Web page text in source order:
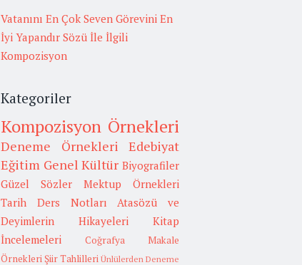
Vatanını En Çok Seven Görevini En
İyi Yapandır Sözü İle İlgili
Kompozisyon
Kategoriler
Kompozisyon Örnekleri
Deneme Örnekleri
Edebiyat
Eğitim Genel Kültür Biyografiler
Güzel Sözler
Mektup Örnekleri
Tarih
Ders Notları
Atasözü ve
Deyimlerin Hikayeleri
Kitap
İncelemeleri
Coğrafya
Makale
Örnekleri Şiir Tahlilleri Ünlülerden Deneme